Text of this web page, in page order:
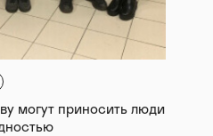
могут приносить люди